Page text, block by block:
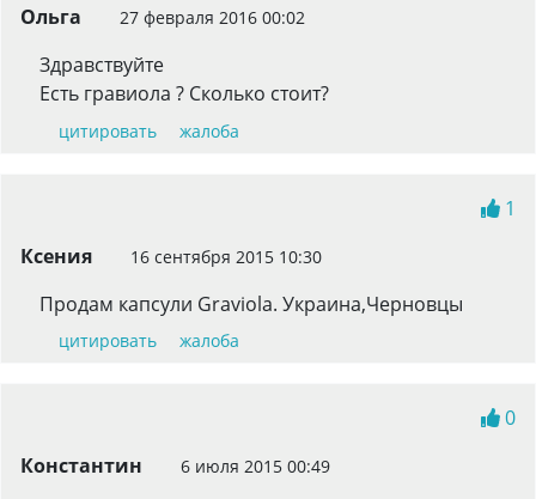
Ольга
27 февраля 2016 00:02
Здравствуйте
Есть гравиола ? Сколько стоит?
цитировать жалоба
1
Ксения
16 сентября 2015 10:30
Продам капсули Graviola. Украина,Черновцы
цитировать жалоба
0
Константин
6 июля 2015 00:49